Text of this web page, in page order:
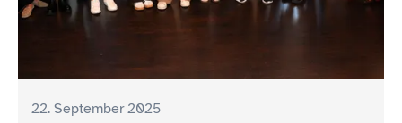
22. September 2025